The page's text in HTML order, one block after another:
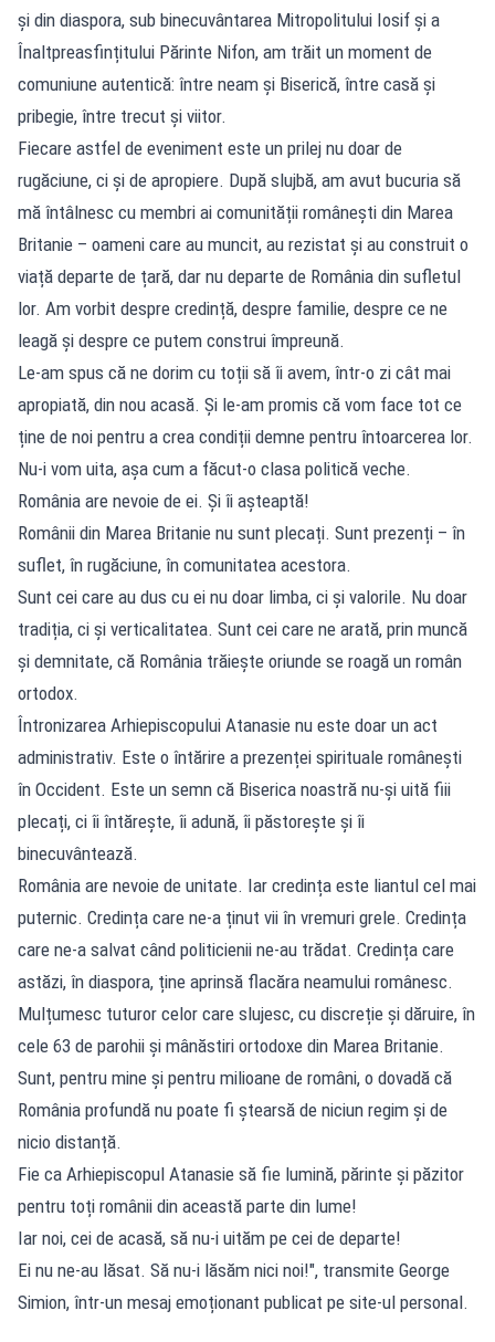
și din diaspora, sub binecuvântarea Mitropolitului Iosif și a
Înaltpreasfințitului Părinte Nifon, am trăit un moment de
comuniune autentică: între neam și Biserică, între casă și
pribegie, între trecut și viitor.
Fiecare astfel de eveniment este un prilej nu doar de
rugăciune, ci și de apropiere. După slujbă, am avut bucuria să
mă întâlnesc cu membri ai comunității românești din Marea
Britanie – oameni care au muncit, au rezistat și au construit o
viață departe de țară, dar nu departe de România din sufletul
lor. Am vorbit despre credință, despre familie, despre ce ne
leagă și despre ce putem construi împreună.
Le-am spus că ne dorim cu toții să îi avem, într-o zi cât mai
apropiată, din nou acasă. Și le-am promis că vom face tot ce
ține de noi pentru a crea condiții demne pentru întoarcerea lor.
Nu-i vom uita, așa cum a făcut-o clasa politică veche.
România are nevoie de ei. Și îi așteaptă!
Românii din Marea Britanie nu sunt plecați. Sunt prezenți – în
suflet, în rugăciune, în comunitatea acestora.
Sunt cei care au dus cu ei nu doar limba, ci și valorile. Nu doar
tradiția, ci și verticalitatea. Sunt cei care ne arată, prin muncă
și demnitate, că România trăiește oriunde se roagă un român
ortodox.
Întronizarea Arhiepiscopului Atanasie nu este doar un act
administrativ. Este o întărire a prezenței spirituale românești
în Occident. Este un semn că Biserica noastră nu-și uită fiii
plecați, ci îi întărește, îi adună, îi păstorește și îi
binecuvântează.
România are nevoie de unitate. Iar credința este liantul cel mai
puternic. Credința care ne-a ținut vii în vremuri grele. Credința
care ne-a salvat când politicienii ne-au trădat. Credința care
astăzi, în diaspora, ține aprinsă flacăra neamului românesc.
Mulțumesc tuturor celor care slujesc, cu discreție și dăruire, în
cele 63 de parohii și mânăstiri ortodoxe din Marea Britanie.
Sunt, pentru mine și pentru milioane de români, o dovadă că
România profundă nu poate fi ștearsă de niciun regim și de
nicio distanță.
Fie ca Arhiepiscopul Atanasie să fie lumină, părinte și păzitor
pentru toți românii din această parte din lume!
Iar noi, cei de acasă, să nu-i uităm pe cei de departe!
Ei nu ne-au lăsat. Să nu-i lăsăm nici noi!", transmite George
Simion, într-un mesaj emoționant publicat pe site-ul personal.